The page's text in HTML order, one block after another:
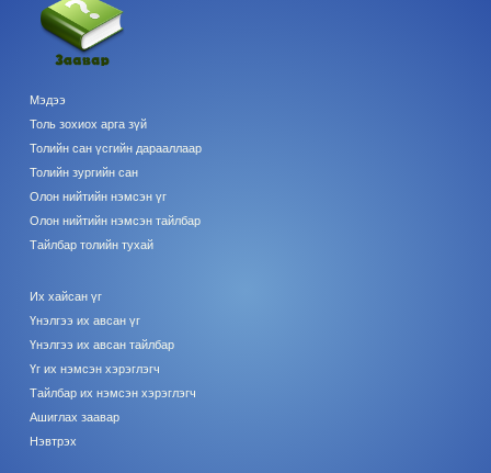
Мэдээ
Толь зохиох арга зүй
Толийн сан үсгийн дарааллаар
Толийн зургийн сан
Олон нийтийн нэмсэн үг
Олон нийтийн нэмсэн тайлбар
Тайлбар толийн тухай
Их хайсан үг
Үнэлгээ их авсан үг
Үнэлгээ их авсан тайлбар
Үг их нэмсэн хэрэглэгч
Тайлбар их нэмсэн хэрэглэгч
Ашиглах заавар
Нэвтрэх